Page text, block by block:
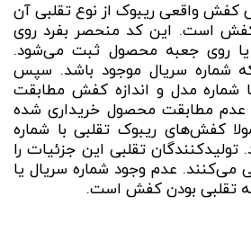
کفش واقعی ریبوک از نوع تقلبی آن
است. این کد منحصر بفرد روی
روی جعبه محصول ثبت می‌شود.
شماره‌ سریال موجود باشد. سپس
شماره مدل و اندازه کفش مطابقت
عدم مطابقت محصول خریداری شده
کفش‌های ریبوک تقلبی با شماره‌
تقلبی این جزئیات را
می‌کنند. عدم وجود شماره‌ سریال یا
تقلبی بودن کفش است.